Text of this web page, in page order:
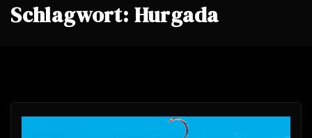
Schlagwort: Hurgada